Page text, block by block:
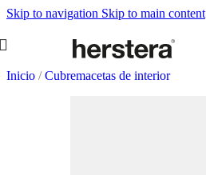
Skip to navigation Skip to main content
Inicio / Cubremacetas de interior